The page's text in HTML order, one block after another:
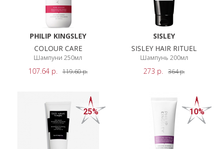
PHILIP KINGSLEY
COLOUR CARE
Шампуни 250мл
107.64 р. 119.60р.
SISLEY
SISLEY HAIR RITUEL
Шампунь 200мл
273 р. 364р.
25% 10%